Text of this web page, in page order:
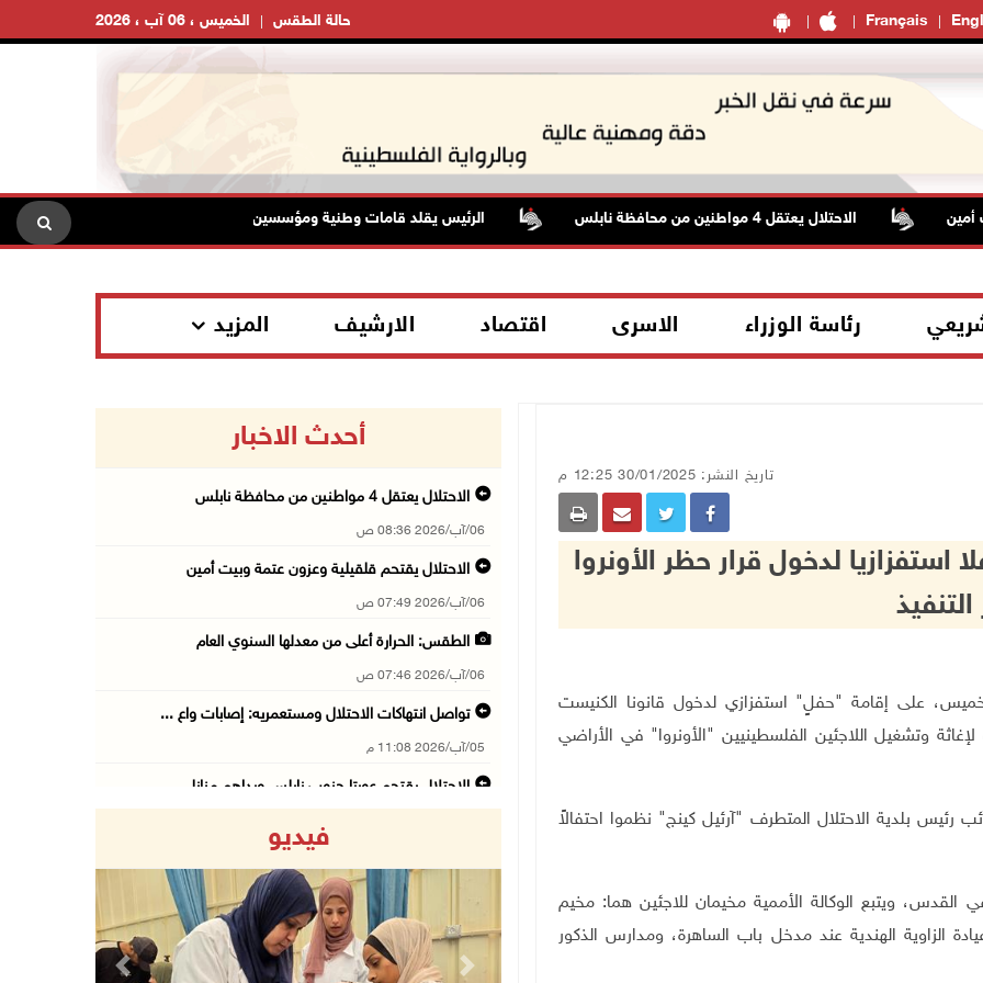
Français الخميس ، 06 آب ، 2026 حالة الطقس
الاحتلال يعتقل 4 مواطنين من محافظة نابلس الرئيس يقلد قامات وطنية ومؤسسين في "اتحاد الكتاب" والأدباء أوسمة الثقافة
رئاسة الوزراء الاسرى اقتصاد الارشيف المزيد
تاريخ النشر: 30/01/2025 12:25 م
لدخول قرار حظر الأونروا
التنفيذ
على إقامة "حفلٍ" استفزازي لدخول قانونا الكنيست
وتشغيل اللاجئين الفلسطينيين "الأونروا" في الأراضي
بلدية الاحتلال المتطرف "آرئيل كينج" نظموا احتفالاً
لأكثر من 110 آلاف لاجئ في القدس، ويتبع الوكالة الأممية مخيمان للاجئين هما: مخيم
الزاوية الهندية عند مدخل باب الساهرة، ومدارس الذكور
أحدث الاخبار
الاحتلال يعتقل 4 مواطنين من محافظة نابلس
06/آب/2026 08:36 ص
الاحتلال يقتحم قلقيلية وعزون عتمة وبيت أمين
06/آب/2026 07:49 ص
الطقس: الحرارة أعلى من معدلها السنوي العام
06/آب/2026 07:46 ص
تواصل انتهاكات الاحتلال ومستعمريه: إصابات واع ...
05/آب/2026 11:08 م
الاحتلال يقتحم عورتا جنوب نابلس ويداهم منازل
إصابة 3 مواطنين إثر اعتداء مستعمرين عليهم في ...
05/آب/2026 10:53 م
فيديو
Previous Next